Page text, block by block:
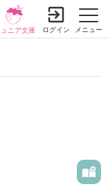
メニュー
ュニア文庫 ログイン